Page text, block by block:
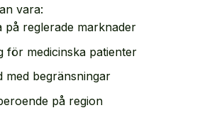
vara:
på reglerade marknader
för medicinska patienter
med begränsningar
på region